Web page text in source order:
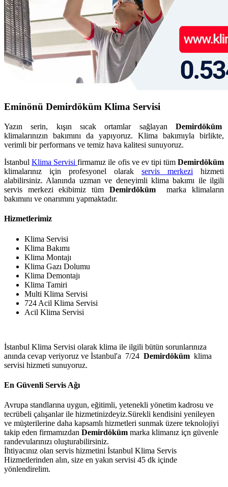
Eminönü Demirdöküm Klima Servisi
Yazın serin, kışın sıcak ortamlar sağlayan Demirdöküm
klimalarınızın bakımını da yapıyoruz. Klima bakımıyla birlikte,
verimli bir performans ve temiz hava kalitesi sunuyoruz.
İstanbulKlima Servisifirmamız ile ofis ve ev tipi tümDemirdöküm
klimalarınız için profesyonel olarak servis merkezi hizmeti
alabilirsiniz. Alanında uzman ve deneyimli klima bakımı ile ilgili
servis merkezi ekibimiz tüm Demirdökümmarka klimaların
bakımını ve onarımını yapmaktadır.
Hizmetlerimiz
Klima Servisi
Klima Bakımı
Klima Montajı
Klima Gazı Dolumu
Klima Demontajı
Klima Tamiri
Multi Klima Servisi
724 Acil Klima Servisi
Acil Klima Servisi
İstanbul Klima Servisi olarak klima ile ilgili bütün sorunlarınıza
anında cevap veriyoruz ve İstanbul'a 7/24 Demirdöküm klima
servisi hizmeti sunuyoruz.
En Güvenli Servis Ağı
Avrupa standlarına uygun, eğitimli, yetenekli yönetim kadrosu ve
tecrübeli çalışanlar ile hizmetinizdeyiz.Sürekli kendisini yenileyen
ve müşterilerine daha kapsamlı hizmetleri sunmak üzere teknolojiyi
takip eden firmamızdan Demirdöküm marka klimanız içn güvenle
randevularınızı oluşturabilirsiniz.
İhtiyacınız olan servis hizmetini İstanbul Klima Servis
Hizmetlerinden alın, size en yakın servisi 45 dk içinde
yönlendirelim.